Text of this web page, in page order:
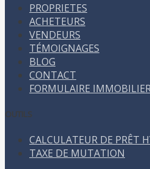
PROPRIETES
ACHETEURS
VENDEURS
TÉMOIGNAGES
BLOG
CONTACT
FORMULAIRE
OUTILS
CALCULATEUR DE PRÊT
TAXE DE MUTATION